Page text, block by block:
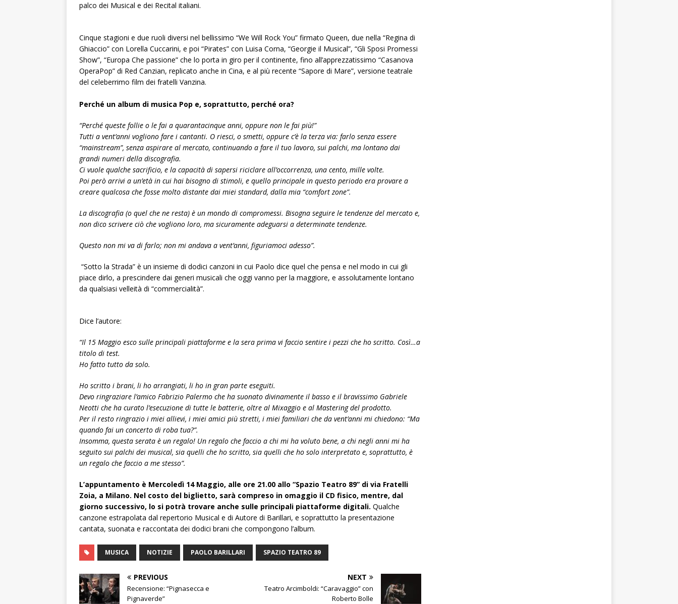
palco dei Musical e dei Recital italiani.
Cinque stagioni e due ruoli diversi nel bellissimo “We Will Rock You” firmato Queen, due nella “Regina di
Ghiaccio” con Lorella Cuccarini, e poi “Pirates” con Luisa Corna, “Georgie il Musical”, “Gli Sposi Promessi
Show”, “Europa Che passione” che lo porta in giro per il continente, fino all’apprezzatissimo “Casanova
OperaPop” di Red Canzian, replicato anche in Cina, e al più recente “Sapore di Mare”, versione teatrale
del celeberrimo film dei fratelli Vanzina.
Perché un album di musica Pop e, soprattutto, perché ora?
“Perché queste follie o le fai a quarantacinque anni, oppure non le fai più!”
Tutti a vent’anni vogliono fare i cantanti. O riesci, o smetti, oppure c’è la terza via: farlo senza essere
“mainstream”, senza aspirare al mercato, continuando a fare il tuo lavoro, sui palchi, ma lontano dai
grandi numeri della discografia.
Ci vuole qualche sacrificio, e la capacità di sapersi riciclare all’occorrenza, una cento, mille volte.
Poi però arrivi a un’età in cui hai bisogno di stimoli, e quello principale in questo periodo era provare a
creare qualcosa che fosse molto distante dai miei standard, dalla mia “comfort zone”.
La discografia (o quel che ne resta) è un mondo di compromessi. Bisogna seguire le tendenze del mercato e,
non dico scrivere ciò che vogliono loro, ma sicuramente adeguarsi a determinate tendenze.
Questo non mi va di farlo; non mi andava a vent’anni, figuriamoci adesso”.
“Sotto la Strada” è un insieme di dodici canzoni in cui Paolo dice quel che pensa e nel modo in cui gli
piace dirlo, a prescindere dai generi musicali che oggi vanno per la maggiore, e assolutamente lontano
da qualsiasi velleità di “commercialità”.
Dice l’autore:
“Il 15 Maggio esco sulle principali piattaforme e la sera prima vi faccio sentire i pezzi che ho scritto. Così…a
titolo di test.
Ho fatto tutto da solo.
Ho scritto i brani, li ho arrangiati, li ho in gran parte eseguiti.
Devo ringraziare l’amico Fabrizio Palermo che ha suonato divinamente il basso e il bravissimo Gabriele
Neotti che ha curato l’esecuzione di tutte le batterie, oltre al Mixaggio e al Mastering del prodotto.
Per il resto ringrazio i miei allievi, i miei amici più stretti, i miei familiari che da vent’anni mi chiedono: “Ma
quando fai un concerto di roba tua?”.
Insomma, questa serata è un regalo! Un regalo che faccio a chi mi ha voluto bene, a chi negli anni mi ha
seguito sui palchi dei musical, sia quelli che ho scritto, sia quelli che ho solo interpretato e, soprattutto, è
un regalo che faccio a me stesso”.
L’appuntamento è Mercoledì 14 Maggio, alle ore 21.00 allo “Spazio Teatro 89” di via Fratelli
Zoia, a Milano. Nel costo del biglietto, sarà compreso in omaggio il CD fisico, mentre, dal
giorno successivo, lo si potrà trovare anche sulle principali piattaforme digitali. Qualche
canzone estrapolata dal repertorio Musical e di Autore di Barillari, e soprattutto la presentazione
cantata, suonata e raccontata dei dodici brani che compongono l’album.
MUSICA NOTIZIE PAOLO BARILLARI SPAZIO TEATRO 89
PREVIOUS
Recensione: “Pignasecca e
Pignaverde”
NEXT
Teatro Arcimboldi: “Caravaggio” con
Roberto Bolle